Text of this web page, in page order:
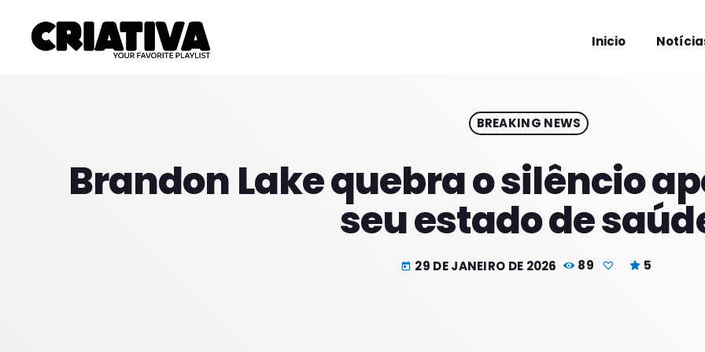
Inicio
BREAKING NEWS
Brandon Lake quebra o silêncio
seu estado de
today 29 DE JANEIRO DE 2026 89 5